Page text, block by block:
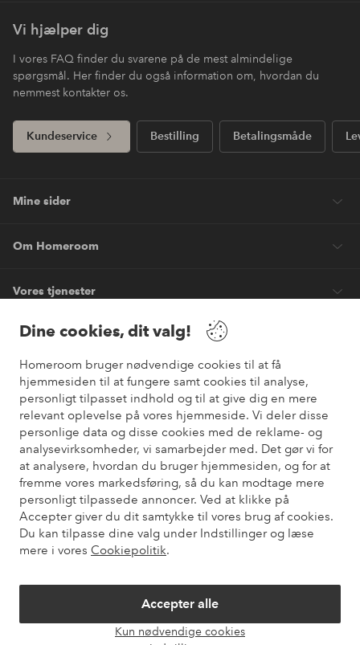
Dine cookies, dit valg!
Homeroom bruger nødvendige cookies til at få
hjemmesiden til at fungere samt cookies til analyse,
personligt tilpasset indhold og til at give dig en mere
relevant oplevelse på vores hjemmeside. Vi deler disse
personlige data og disse cookies med de reklame- og
analysevirksomheder, vi samarbejder med. Det gør vi for
at analysere, hvordan du bruger hjemmesiden, og for at
fremme vores markedsføring, så du kan modtage mere
personligt tilpassede annoncer. Ved at klikke på
Accepter giver du dit samtykke til vores brug af cookies.
Du kan tilpasse dine valg under Indstillinger og læse
mere i vores Cookiepolitik.
Accepter alle
Kun nødvendige cookies
Vi hjælper dig
I vores FAQ finder du svarene på de mest almindelige
spørgsmål. Her finder du også information om, hvordan du
nemmest kontakter os.
Kundeservice Bestilling Betalingsmåde
Mine sider
Om Homeroom
Vores tjenester
Vilkår
Venner
Sikre betalinger
Vil du vide mere om vores betalingsmuligheder ?
elpy